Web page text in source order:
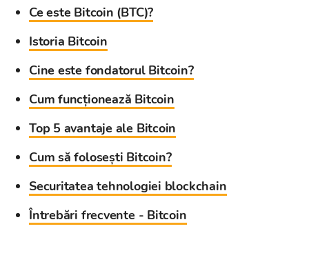
Ce este Bitcoin (BTC)?
Istoria Bitcoin
Cine este fondatorul Bitcoin?
Cum funcționează Bitcoin
Top 5 avantaje ale Bitcoin
Cum să folosești Bitcoin?
Securitatea tehnologiei blockchain
Întrebări frecvente - Bitcoin